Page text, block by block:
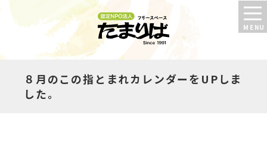
８月のこの指とまれカレンダーをUPしま
した。